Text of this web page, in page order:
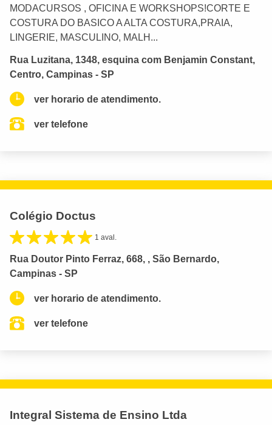
MODACURSOS , OFICINA E WORKSHOPS!CORTE E
COSTURA DO BASICO A ALTA COSTURA,PRAIA,
LINGERIE, MASCULINO, MALH...
Rua Luzitana, 1348, esquina com Benjamin Constant,
Centro, Campinas - SP
ver horario de atendimento.
ver telefone
Colégio Doctus
1 aval.
Rua Doutor Pinto Ferraz, 668, , São Bernardo,
Campinas - SP
ver horario de atendimento.
ver telefone
Integral Sistema de Ensino Ltda